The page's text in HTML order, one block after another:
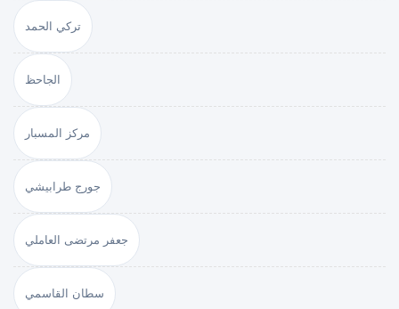
تركي الحمد
الجاحظ
مركز المسبار
جورج طرابيشي
جعفر مرتضى العاملي
سطان القاسمي